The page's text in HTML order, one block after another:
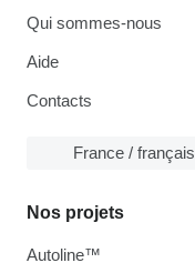
Qui sommes-nous
Aide
Contacts
France / français
Nos projets
Autoline™